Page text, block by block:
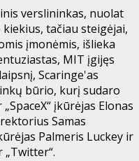
verslininkas, nuolat
tačiau steigėjai,
įmonėmis, išlieka
MIT įgijęs
Scaringe'as
būrio, kurį sudaro
įkūrėjas Elonas
Samas
Palmeris Luckey ir
„Twitter“.